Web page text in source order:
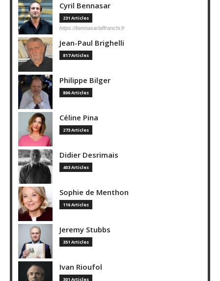
Cyril Bennasar
231 Articles
https://bennasarlaffranchi.fr
Jean-Paul Brighelli
817 Articles
Philippe Bilger
806 Articles
Céline Pina
273 Articles
Didier Desrimais
403 Articles
Sophie de Menthon
116 Articles
Jeremy Stubbs
351 Articles
Ivan Rioufol
301 Articles